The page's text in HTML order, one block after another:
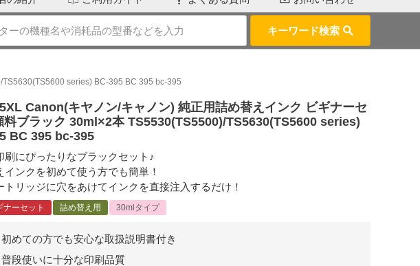
キーワード検索
series) BC-395 BC 395 bc-395
Canon(キヤノン/キャノン) 純正用詰め替えインク ビギナーセ
料ブラック 30ml×2本 TS5530(TS5500)/TS5630(TS5600 series)
BC 395 bc-395
刷にぴったりなブラックセット♪
インクを初めて使う方でも簡単！
トリッジに穴をあけてインクを直接注入するだけ！
ナーセット 詰め替え用 30mlタイプ
初めての方でも安心な取扱説明書付き
普段使いに十分な印刷品質